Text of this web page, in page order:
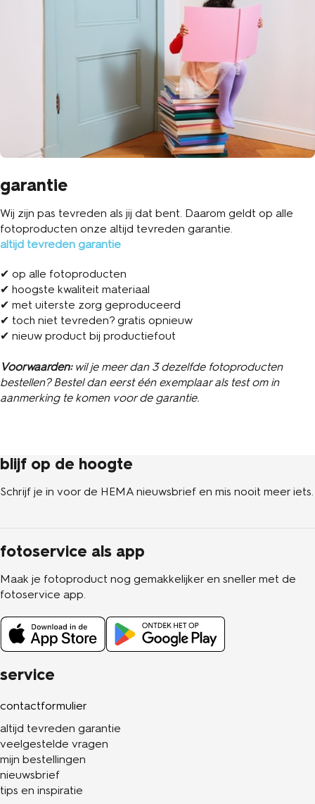
garantie
Wij zijn pas tevreden als jij dat bent. Daarom geldt op alle
fotoproducten onze altijd tevreden garantie.
altijd tevreden garantie
✔ op alle fotoproducten
✔ hoogste kwaliteit materiaal
✔ met uiterste zorg geproduceerd
✔ toch niet tevreden? gratis opnieuw
✔ nieuw product bij productiefout
Voorwaarden: wil je meer dan 3 dezelfde fotoproducten
bestellen? Bestel dan eerst één exemplaar als test om in
aanmerking te komen voor de garantie.
service
contactformulier
altijd tevreden garantie
veelgestelde vragen
mijn bestellingen
nieuwsbrief
tips en inspiratie
blijf op de hoogte
Schrijf je in voor de HEMA nieuwsbrief en mis nooit meer iets.
fotoservice als app
Maak je fotoproduct nog gemakkelijker en sneller met de
fotoservice app.